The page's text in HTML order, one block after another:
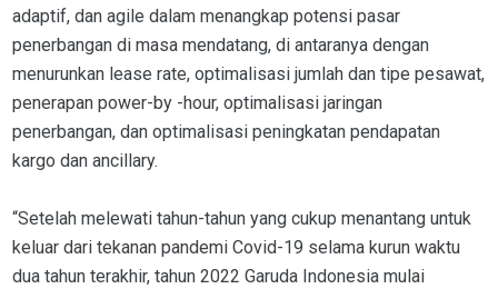
adaptif, dan agile dalam menangkap potensi pasar
penerbangan di masa mendatang, di antaranya dengan
menurunkan lease rate, optimalisasi jumlah dan tipe pesawat,
penerapan power-by -hour, optimalisasi jaringan
penerbangan, dan optimalisasi peningkatan pendapatan
kargo dan ancillary.
“Setelah melewati tahun-tahun yang cukup menantang untuk
keluar dari tekanan pandemi Covid-19 selama kurun waktu
dua tahun terakhir, tahun 2022 Garuda Indonesia mulai